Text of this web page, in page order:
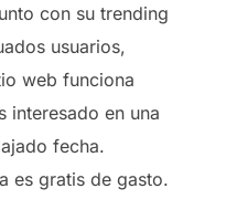
con su trending
usuarios,
web funciona
interesado en una
fecha.
es gratis de gasto.